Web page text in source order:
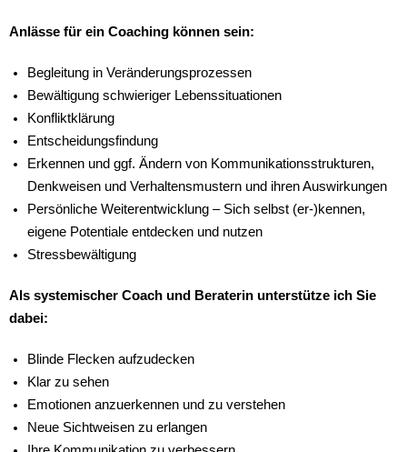
Anlässe für ein Coaching können sein:
Begleitung in Veränderungsprozessen
Bewältigung schwieriger Lebenssituationen
Konfliktklärung
Entscheidungsfindung
Erkennen und ggf. Ändern von Kommunikationsstrukturen,
Denkweisen und Verhaltensmustern und ihren Auswirkungen
Persönliche Weiterentwicklung – Sich selbst (er-)kennen,
eigene Potentiale entdecken und nutzen
Stressbewältigung
Als systemischer Coach und Beraterin unterstütze ich Sie
dabei:
Blinde Flecken aufzudecken
Klar zu sehen
Emotionen anzuerkennen und zu verstehen
Neue Sichtweisen zu erlangen